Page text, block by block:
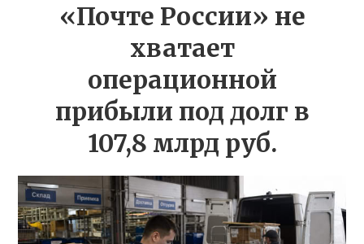
«Почте России» не
хватает
операционной
прибыли под долг в
107,8 млрд руб.